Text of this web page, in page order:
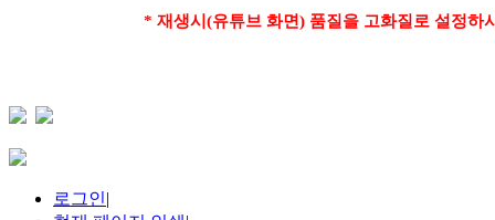
* 재생시 (유튜브 화면) 품질을 고화질로 설정하
로그인|